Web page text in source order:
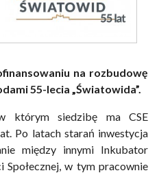
na rozbudowę
55-lecia „Światowida”.
którym siedzibę ma CSE
Po latach starań inwestycja
między innymi Inkubator
w tym pracownie